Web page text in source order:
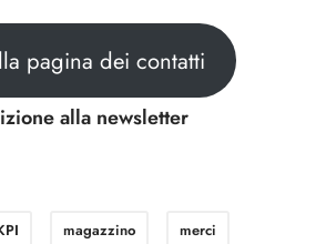
pagina dei contatti
alla newsletter
magazzino merci